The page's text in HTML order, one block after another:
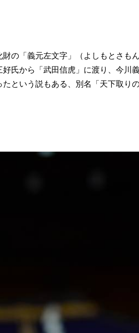
の「義元左文字」（よしもとさもん
氏から「武田信虎」に渡り、今川
という説もある、別名「天下取り